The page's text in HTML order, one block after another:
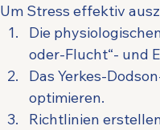
Um Stress effektiv
Die
oder-Flucht“- und
Das Yerkes-
optimieren.
Richtlinien